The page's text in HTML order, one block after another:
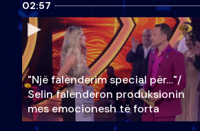
02:57
"Një falenderim special për…"/
Selin falënderon produksionin
mes emocionesh të forta